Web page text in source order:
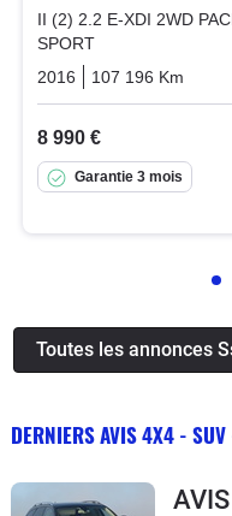
II (2) 2.2 E-XDI 2WD
SPORT
2016
107 196 Km
8 990 €
Garantie 3 mois
Toutes les annonces
DERNIERS AVIS 4X4 -